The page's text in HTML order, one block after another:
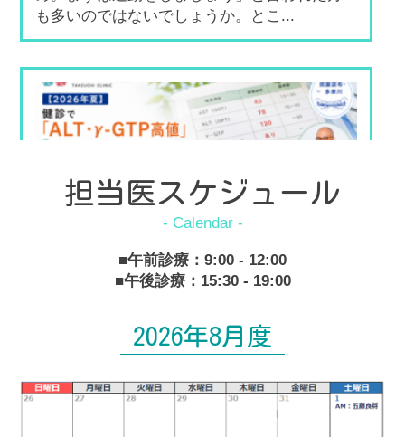
も多いのではないでしょうか。とこ...
【2026年夏】健診で「ALT・γ-GTP高
病名「MASLD」と夏の生活改善【田園調
皆さま、こんにちは。竹内内科小児科医院 院
長の五藤良将です。 夏の健康診断の結果が手
担当医スケジュール
■午前診療：9:00 - 12:00
■午後診療：15:30 - 19:00
2026年8月度